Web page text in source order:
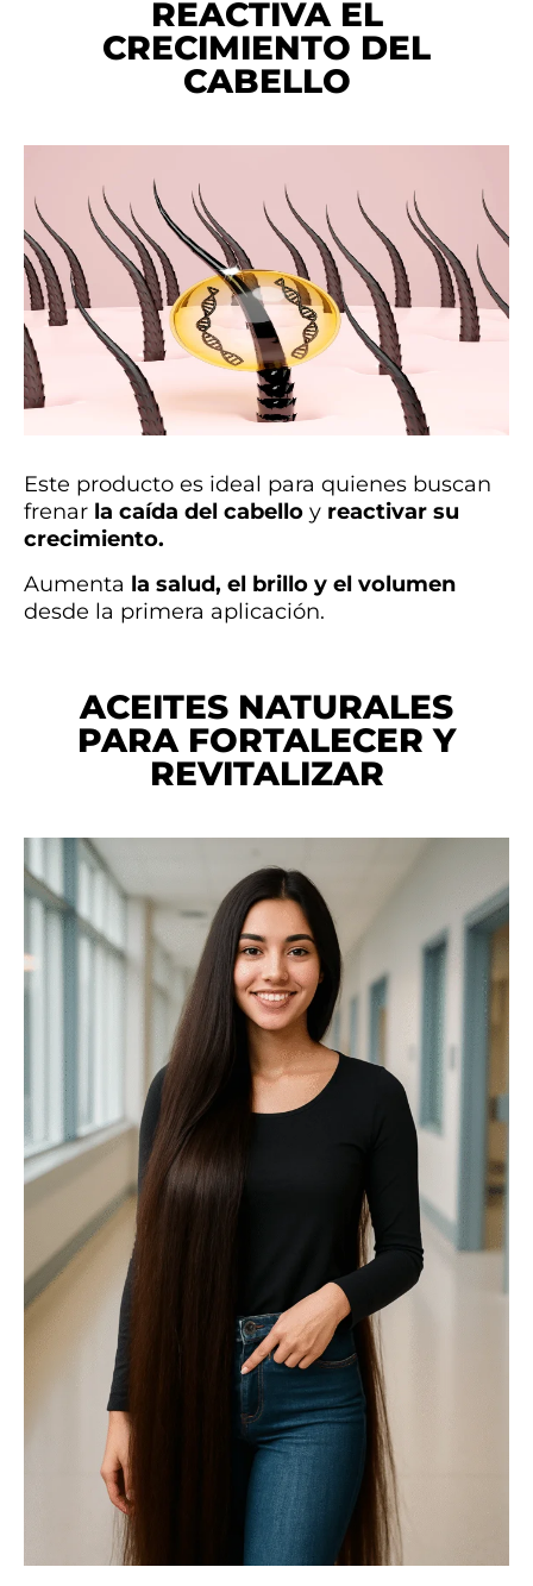
REACTIVA EL
CRECIMIENTO DEL
CABELLO
Este producto es ideal para quienes buscan
frenar la caída del cabello y reactivar su
crecimiento.
Aumenta la salud, el brillo y el volumen
desde la primera aplicación.
ACEITES NATURALES
PARA FORTALECER Y
REVITALIZAR